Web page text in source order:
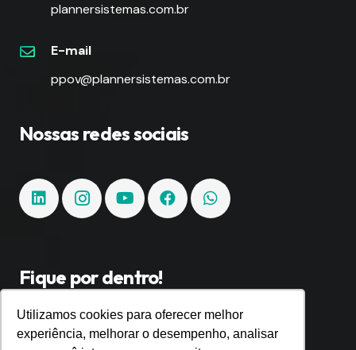
Utilizamos cookies para oferecer melhor
experiência, melhorar o desempenho, analisar
plannersistemas.com.br
E-mail
ppov@plannersistemas.com.br
Nossas redes sociais
Fique por dentro!
Inscreva-se e fique por dentro de todas as
tendências e inovações.